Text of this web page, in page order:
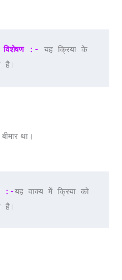
विशेषण :-
यह क्रिया के
है।
था।
:-यह वाक्य में क्रिया को
है।